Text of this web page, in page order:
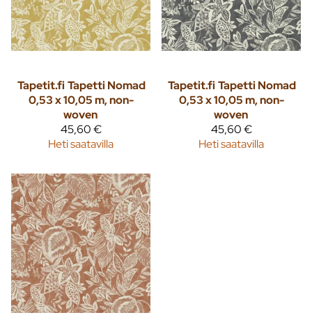
Tapetit.fiTapetti Nomad
0,53 x 10,05 m, non-
woven
45,60 €
Heti saatavilla
Tapetit.fiTapetti Nomad
0,53 x 10,05 m, non-
woven
45,60 €
Heti saatavilla